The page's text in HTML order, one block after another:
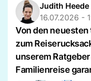
Judith Heede
16.07.2026 -
Von den
zum
unserem
Familienreise